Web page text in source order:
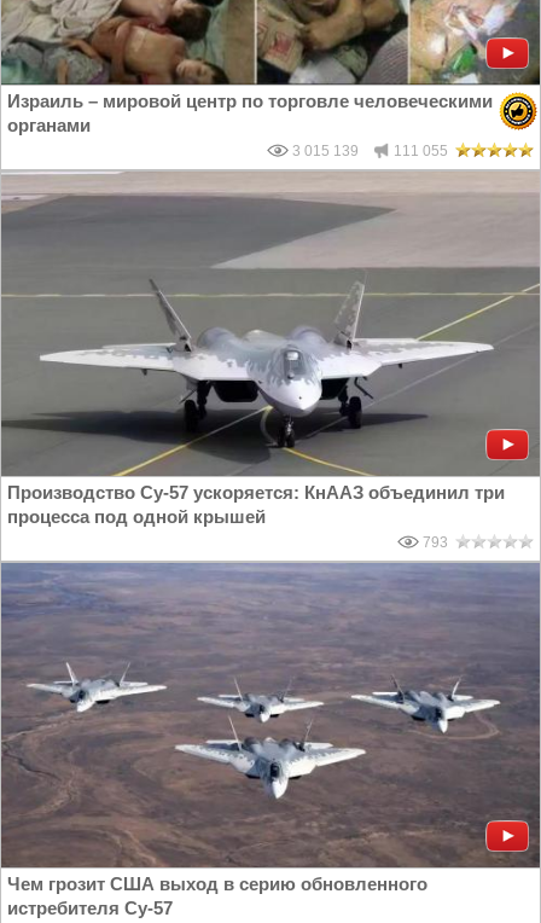
Израиль – мировой центр по торговле человеческими
органами
3 015 139 111 055
Производство Су-57 ускоряется: КнААЗ объединил три
процесса под одной крышей
793
Чем грозит США выход в серию обновленного
истребителя Су-57